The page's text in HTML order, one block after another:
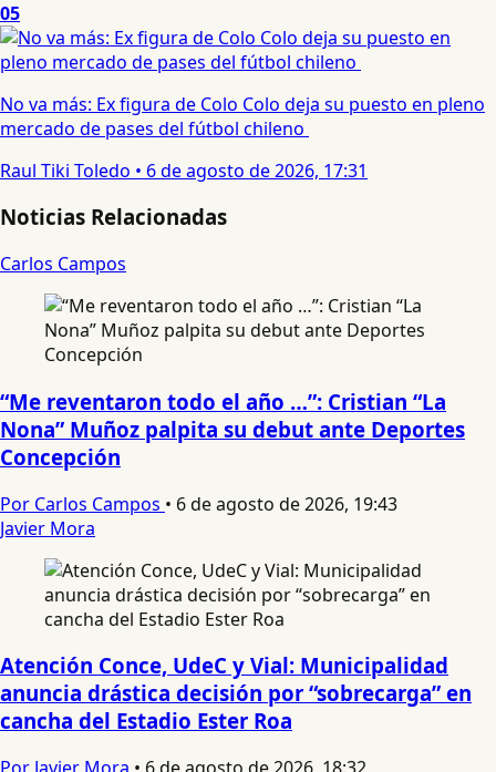
05
No va más: Ex figura de Colo Colo deja su puesto en pleno
mercado de pases del fútbol chileno
Raul Tiki Toledo • 6 de agosto de 2026, 17:31
Noticias Relacionadas
Carlos Campos
“Me reventaron todo el año …”: Cristian “La
Nona” Muñoz palpita su debut ante Deportes
Concepción
Por Carlos Campos • 6 de agosto de 2026, 19:43
Javier Mora
Atención Conce, UdeC y Vial: Municipalidad
anuncia drástica decisión por “sobrecarga” en
cancha del Estadio Ester Roa